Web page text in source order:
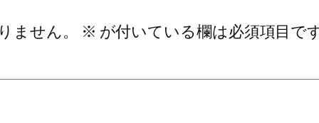
せん。 ※ が付いている欄は必須項目で